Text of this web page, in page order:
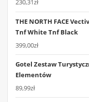
230,31zł
THE NORTH FACE
Tnf White Tnf Black
399,00zł
Gotel Zestaw
Elementów
89,99zł